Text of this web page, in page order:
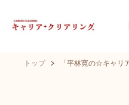
トップ 「平林寛の☆キャリ